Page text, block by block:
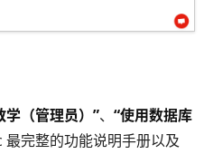
学（管理员）”、 “使用数据库
最完整的功能说明手册以及